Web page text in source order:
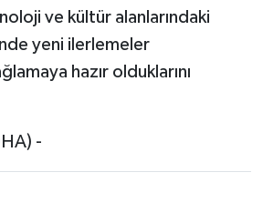
ve kültür alanlarındaki
yeni ilerlemeler
hazır olduklarını
-